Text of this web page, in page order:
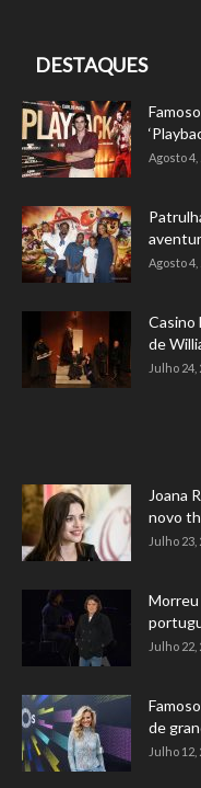
DESTAQUES
Agosto 4,
Agosto 4,
Casino
de
Julho 24,
Joana
novo
Julho 23,
Morreu
Julho 22,
de
Julho 12,